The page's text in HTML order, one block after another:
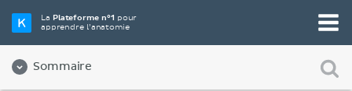
La Plateforme n°1 pour
apprendre l’anatomie
Sommaire